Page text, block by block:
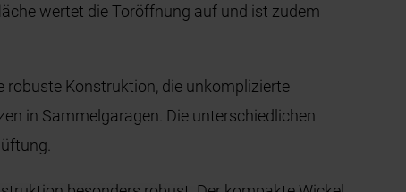
wertet die Toröffnung auf und ist zudem
robuste Konstruktion, die unkomplizierte
in Sammelgaragen. Die unterschiedlichen